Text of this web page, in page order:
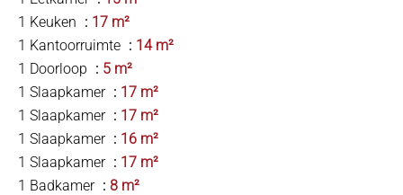
1 Keuken
17 m²
1 Kantoorruimte
14 m²
1 Doorloop
5 m²
1 Slaapkamer
17 m²
1 Slaapkamer
17 m²
1 Slaapkamer
16 m²
1 Slaapkamer
17 m²
1 Badkamer
8 m²